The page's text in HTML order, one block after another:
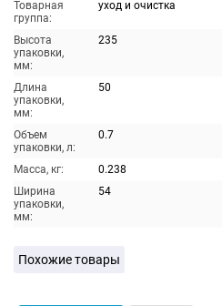
Товарная
группа:
уход и очистка
Высота
упаковки,
мм:
235
Длина
упаковки,
мм:
50
Объем
упаковки, л:
0.7
Масса, кг:
0.238
Ширина
упаковки,
мм:
54
Похожие товары